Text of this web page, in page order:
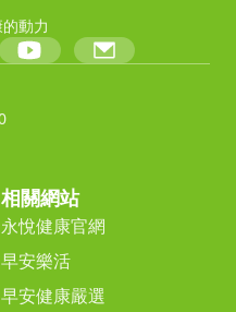
動力
相關網站
永悅健康官網
早安樂活
早安健康嚴選